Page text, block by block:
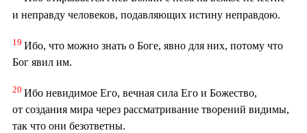
и неправду человеков, подавляющих истину неправдою.
19 Ибо, что можно знать о Боге, явно для них, потому что
Бог явил им.
20 Ибо невидимое Его, вечная сила Его и Божество,
от создания мира через рассматривание творений видимы,
так что они безответны.